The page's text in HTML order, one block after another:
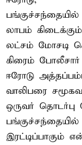
பங்குச்சந்தையில்
லாபம் கிடைக்கும்
லட்சம் மோசடி
கிரைம் போலீசார்
ஈரோடு
வாலிபரை
ஒருவர்
இரட்டிப்பாகும்